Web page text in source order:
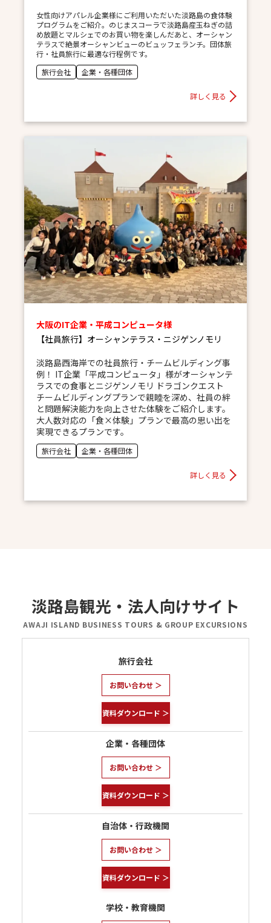
女性向けアパレル企業様にご利用いただいた淡路島の食体験
プログラムをご紹介。のじまスコーラで淡路島産玉ねぎの詰
め放題とマルシェでのお買い物を楽しんだあと、オーシャン
テラスで絶景オーシャンビューのビュッフェランチ。団体旅
行・社員旅行に最適な行程例です。
旅行会社
企業・各種団体
詳しく見る
大阪のIT企業・平成コンピュータ様
【社員旅行】オーシャンテラス・ニジゲンノモリ
淡路島西海岸での社員旅行・チームビルディング事
例！ IT企業「平成コンピュータ」様がオーシャンテ
ラスでの食事とニジゲンノモリ ドラゴンクエスト
チームビルディングプランで親睦を深め、社員の絆
と問題解決能力を向上させた体験をご紹介します。
大人数対応の「食×体験」プランで最高の思い出を
実現できるプランです。
旅行会社 企業・各種団体
詳しく見る
淡路島観光・法人向けサイト
AWAJI ISLAND BUSINESS TOURS & GROUP EXCURSIONS
旅行会社
お問い合わせ ＞
資料ダウンロード ＞
企業・各種団体
お問い合わせ ＞
資料ダウンロード ＞
自治体・行政機関
お問い合わせ ＞
資料ダウンロード ＞
学校・教育機関